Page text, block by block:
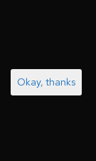
Okay, thanks